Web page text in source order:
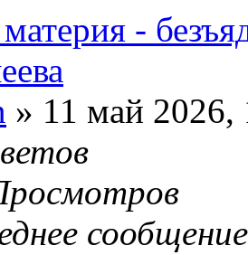
-
» 11 май 2026,